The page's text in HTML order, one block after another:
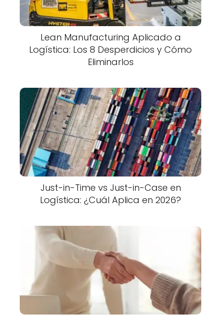
Lean Manufacturing Aplicado a
Logística: Los 8 Desperdicios y Cómo
Eliminarlos
Just-in-Time vs Just-in-Case en
Logística: ¿Cuál Aplica en 2026?